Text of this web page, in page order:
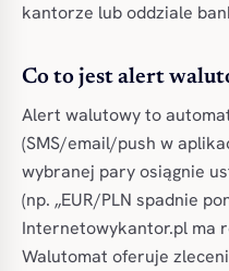
kantorze lub oddziale
Co to jest alert
Alert walutowy to
(SMS/email/push w
wybranej pary osiągnie
(np. „EUR/PLN spadnie
Internetowykantor.pl ma
Walutomat oferuje